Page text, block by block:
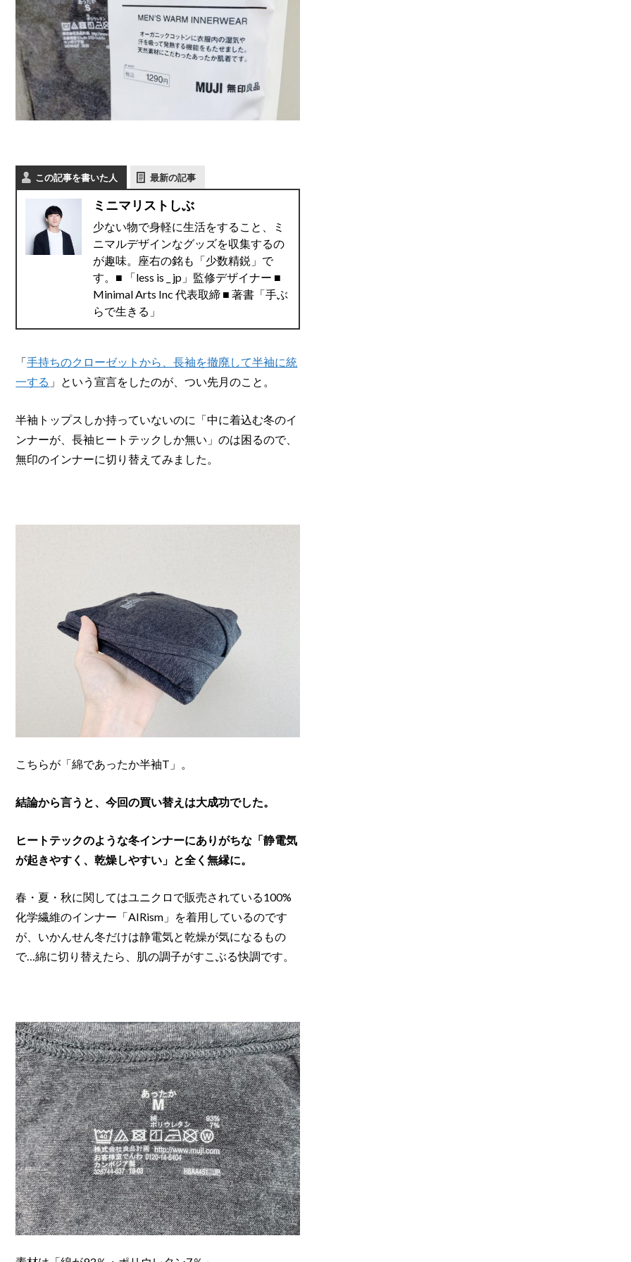
この記事を書いた人 最新の記事
ミニマリストしぶ
少ない物で身軽に生活をすること、ミ
ニマルデザインなグッズを収集するの
が趣味。座右の銘も「少数精鋭」で
す。■ 「less is _ jp」監修デザイナー ■
Minimal Arts Inc 代表取締 ■ 著書「手ぶ
らで生きる」
「手持ちのクローゼットから、長袖を撤廃して半袖に統
一する 」という宣言をしたのが、つい先月のこと。
半袖トップスしか持っていないのに「中に着込む冬のイ
ンナーが、長袖ヒートテックしか無い」のは困るので、
無印のインナーに切り替えてみました。
こちらが「綿であったか半袖T」。
結論から言うと、今回の買い替えは大成功でした。
ヒートテックのような冬インナーにありがちな「静電気
が起きやすく、乾燥しやすい」と全く無縁に。
春・夏・秋に関してはユニクロで販売されている100%
化学繊維のインナー「AIRism」を着用しているのです
が、いかんせん冬だけは静電気と乾燥が気になるもの
で…綿に切り替えたら、肌の調子がすこぶる快調です。